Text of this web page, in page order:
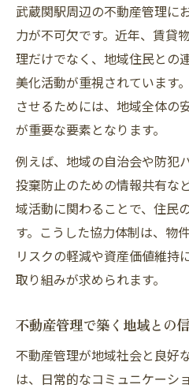
武蔵関駅周辺の不動産管理に
力が不可欠です。近年、賃貸
理だけでなく、地域住民との
美化活動が重視されています
させるためには、地域全体の
が重要な要素となります。
例えば、地域の自治会や防犯
投棄防止のための情報共有な
域活動に関わることで、住民
す。こうした協力体制は、物
リスクの軽減や資産価値維持
取り組みが求められます。
不動産管理で築く地域との
不動産管理が地域社会と良好
は、日常的なコミュニケーシ